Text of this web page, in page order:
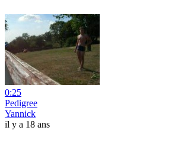
0:25
Pedigree
Yannick
il y a 18 ans